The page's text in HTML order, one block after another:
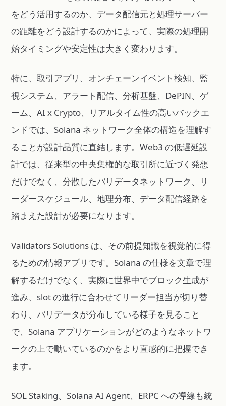
をどう活用するのか、データ配信元と処理サーバー
の距離をどう設計するのかによって、実際の処理開
始タイミングや安定性は大きく変わります。
特に、取引アプリ、オンチェーンイベント検知、監
視システム、アラート配信、分析基盤、DePIN、ゲ
ーム、AI x Crypto、リアルタイム性の高いバックエ
ンドでは、Solana ネットワーク全体の構造を理解す
ることが設計品質に直結します。Web3 の低遅延設
計では、従来型の中央集権的な取引所に近づく発想
だけでなく、分散したバリデータネットワーク、リ
ーダースケジュール、地理分布、データ配信経路を
踏まえた設計が必要になります。
Validators Solutions は、その前提知識を視覚的に得
るための情報アプリです。Solana の仕様を文章で理
解するだけでなく、実際に世界中でブロック生成が
進み、slot の進行に合わせてリーダー担当が切り替
わり、バリデータが分布している様子を見ること
で、Solana アプリケーションがどのようなネットワ
ークの上で動いているのかをより直感的に把握でき
ます。
SOL Staking、Solana AI Agent、ERPC への導線も統